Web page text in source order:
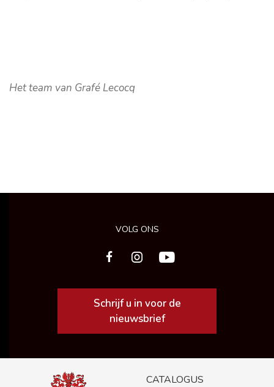
Het team van Grafé Lecocq
VOLG ONS
Schrijf u in voor de
nieuwsbrief
CATALOGUS